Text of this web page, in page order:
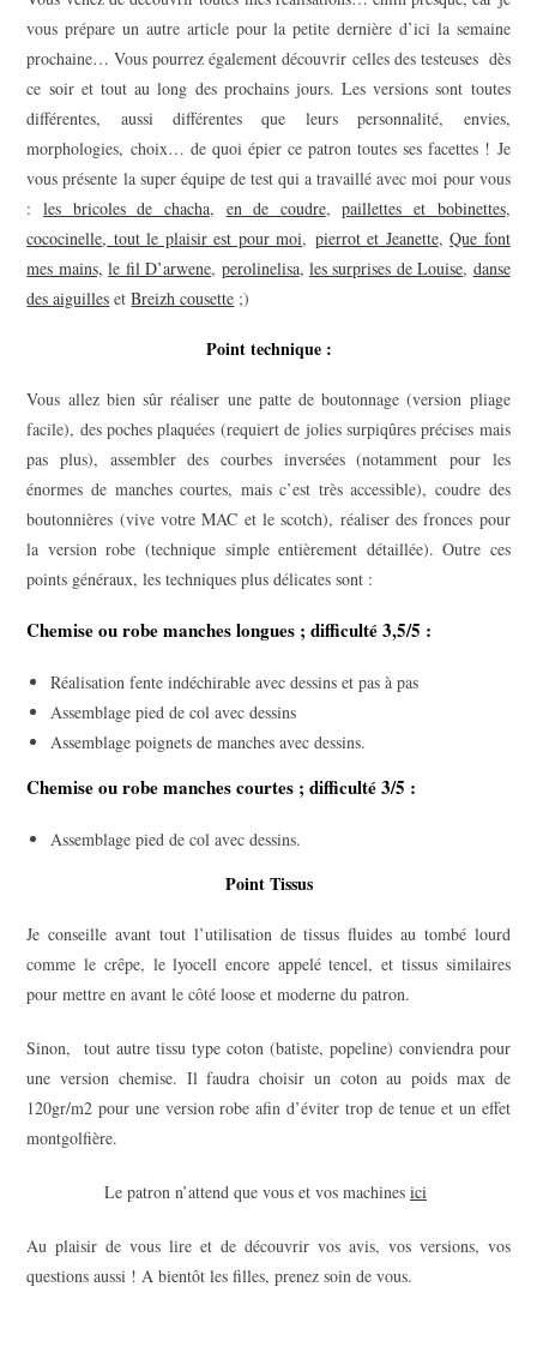
vous prépare un autre article pour la petite dernière d’ici la semaine
prochaine… Vous pourrez également découvrir celles des testeuses dès
ce soir et tout au long des prochains jours. Les versions sont toutes
différentes, aussi différentes que leurs personnalité, envies,
morphologies, choix… de quoi épier ce patron toutes ses facettes ! Je
vous présente la super équipe de test qui a travaillé avec moi pour vous
:les bricoles de chacha, en de coudre,paillettes et bobinettes,
cococinelle, tout le plaisir est pour moi, pierrot et Jeanette,Que font
mes mains, le fil D’arwene, perolinelisa, les surprises de Louise, danse
des aiguilles etBreizh cousette ;)
Point technique :
Vous allez bien sûr réaliser une patte de boutonnage (version pliage
facile), des poches plaquées (requiert de jolies surpiqûres précises mais
pas plus), assembler des courbes inversées (notamment pour les
énormes de manches courtes, mais c’est très accessible), coudre des
boutonnières (vive votre MAC et le scotch), réaliser des fronces pour
la version robe (technique simple entièrement détaillée). Outre ces
points généraux, les techniques plus délicates sont :
Chemise ou robe manches longues ; difficulté 3,5/5 :
Réalisation fente indéchirable avec dessins et pas à pas
Assemblage pied de col avec dessins
Assemblage poignets de manches avec dessins.
Chemise ou robe manches courtes ; difficulté 3/5 :
Assemblage pied de col avec dessins.
Point Tissus
Je conseille avant tout l’utilisation de tissus fluides au tombé lourd
comme le crêpe, le lyocell encore appelé tencel, et tissus similaires
pour mettre en avant le côté loose et moderne du patron.
Sinon, tout autre tissu type coton (batiste, popeline) conviendra pour
une version chemise. Il faudra choisir un coton au poids max de
120gr/m2 pour une version robe afin d’éviter trop de tenue et un effet
montgolfière.
Le patron n’attend que vous et vos machines ici
Au plaisir de vous lire et de découvrir vos avis, vos versions, vos
questions aussi ! A bientôt les filles, prenez soin de vous.